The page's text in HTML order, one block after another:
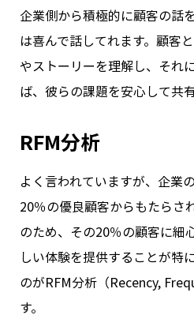
企業側から積極的に顧客の話
は喜んで話してれます。顧客
やストーリーを理解し、それ
ば、彼らの課題を安心して共
RFM分析
よく言われていますが、企業
20％の優良顧客からもたらさ
のため、その20％の顧客に細
しい体験を提供することが特
のがRFM分析（Recency,
す。